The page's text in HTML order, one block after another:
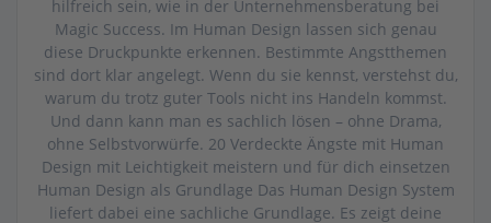
hilfreich sein, wie in der Unternehmensberatung bei
Magic Success. Im Human Design lassen sich genau
diese Druckpunkte erkennen. Bestimmte Angstthemen
sind dort klar angelegt. Wenn du sie kennst, verstehst du,
warum du trotz guter Tools nicht ins Handeln kommst.
Und dann kann man es sachlich lösen – ohne Drama,
ohne Selbstvorwürfe. 20 Verdeckte Ängste mit Human
Design mit Leichtigkeit meistern und für dich einsetzen
Human Design als Grundlage Das Human Design System
liefert dabei eine sachliche Grundlage. Es zeigt deine